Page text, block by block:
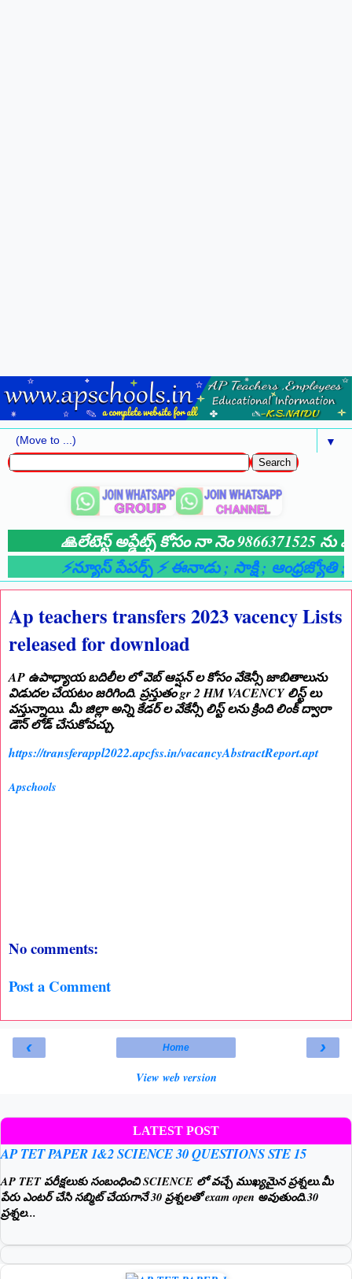
▼
🙏లేటెస్ట్ అప్డేట్స్ కోసం నా నెం 9866371525
⚡న్యూస్ పేపర్స్ ⚡ ఈనాడు; సాక్షి; ఆంధ్రజ్యోతి;
Ap teachers transfers 2023 vacency Lists
released for download
AP ఉపాధ్యాయ బదిలీల లో వెబ్ ఆప్షన్ ల కోసం వేకెన్సీ జాబితాలును
విడుదల చేయటం జరిగింది. ప్రస్తుతం gr 2 HM VACENCY లిస్ట్ లు
వస్తున్నాయి. మీ జిల్లా అన్ని కేడర్ ల వేకేన్సీ లిస్ట్ లను క్రింది లింక్ ద్వారా
డౌన్ లోడ్ చేసుకోవచ్చు.
https://transferappl2022.apcfss.in/vacancyAbstractReport.apt
Apschools
No comments:
Post a Comment
‹ ›
Home
View web version
LATEST POST
AP TET PAPER 1&2 SCIENCE 30 QUESTIONS STE 15
AP TET పరీక్షలుకు సంబంధించి SCIENCE లో వచ్చే ముఖ్యమైన ప్రశ్నలు.మీ
పేరు ఎంటర్ చేసి సబ్మిట్ చేయగానే 30 ప్రశ్నలతో exam open అవుతుంది.30
ప్రశ్నల...